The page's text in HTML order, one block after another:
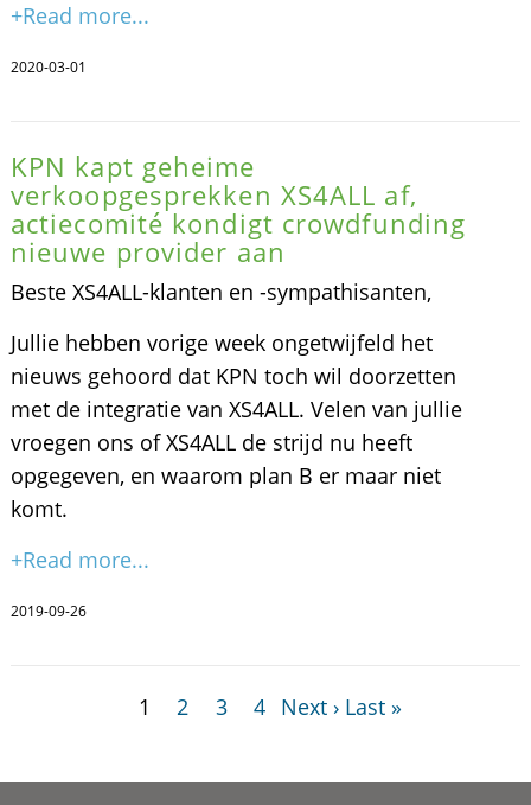
+Read more...
2020-03-01
KPN kapt geheime
verkoopgesprekken XS4ALL af,
actiecomité kondigt crowdfunding
nieuwe provider aan
Beste XS4ALL-klanten en -sympathisanten,
Jullie hebben vorige week ongetwijfeld het
nieuws gehoord dat KPN toch wil doorzetten
met de integratie van XS4ALL. Velen van jullie
vroegen ons of XS4ALL de strijd nu heeft
opgegeven, en waarom plan B er maar niet
komt.
+Read more...
2019-09-26
1 2 3 4 Next › Last »